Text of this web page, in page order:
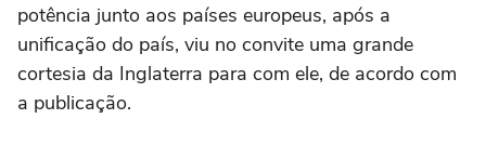
potência junto aos países europeus, após a
unificação do país, viu no convite uma grande
cortesia da Inglaterra para com ele, de acordo com
a publicação.